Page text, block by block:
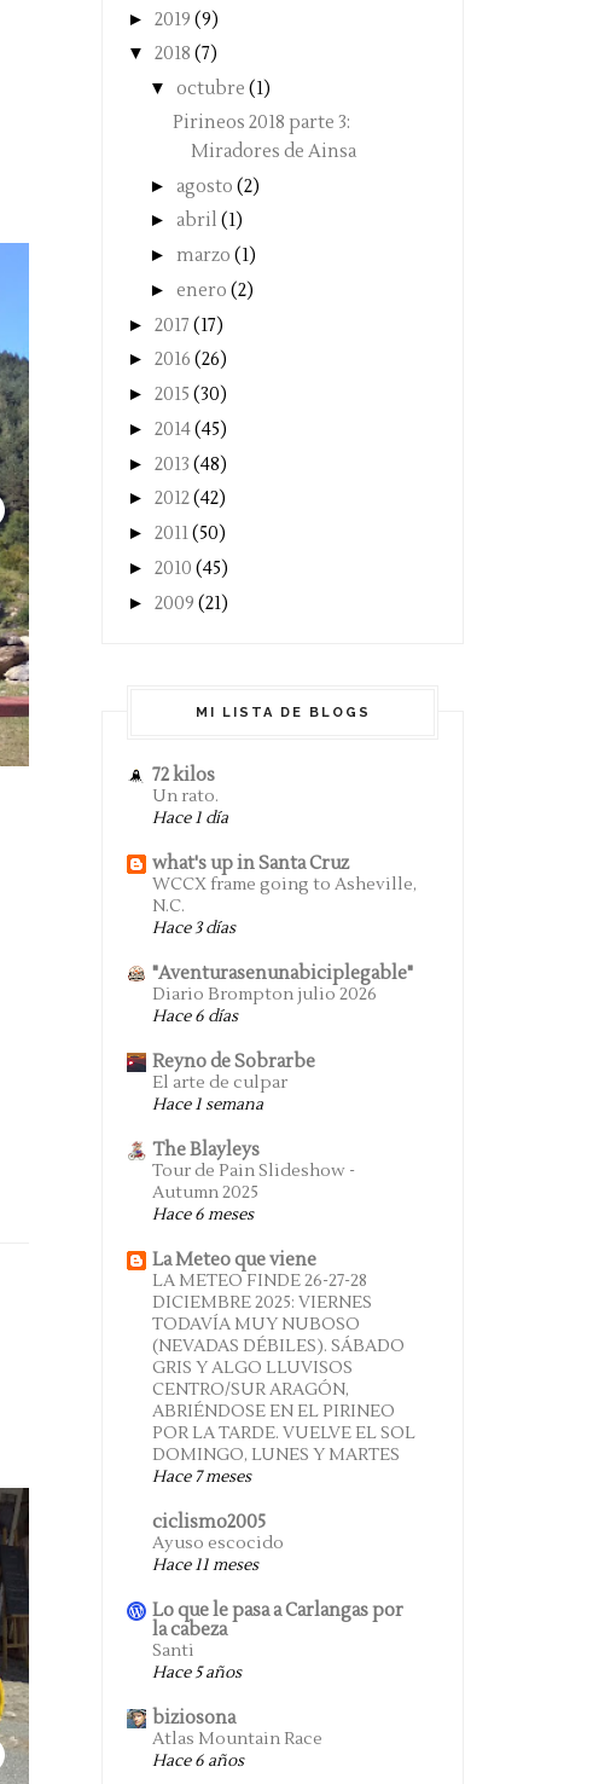
► 2019 (9)
▼ 2018 (7)
▼ octubre (1)
Pirineos 2018 parte 3:
Miradores de Ainsa
► agosto (2)
► abril (1)
► marzo (1)
► enero (2)
► 2017 (17)
► 2016 (26)
► 2015 (30)
► 2014(45)
► 2013 (48)
► 2012(42)
► 2011(50)
► 2010 (45)
► 2009 (21)
MI LISTA DE BLOGS
72 kilos
Un rato.
Hace 1 día
what's up in Santa Cruz
WCCX frame going to Asheville,
N.C.
Hace 3 días
"Aventurasenunabiciplegable"
Diario Brompton julio 2026
Hace 6 días
Reyno de Sobrarbe
El arte de culpar
Hace 1 semana
The Blayleys
Tour de Pain Slideshow -
Autumn 2025
Hace 6 meses
La Meteo que viene
LA METEO FINDE 26-27-28
DICIEMBRE 2025: VIERNES
TODAVÍA MUY NUBOSO
(NEVADAS DÉBILES). SÁBADO
GRIS Y ALGO LLUVISOS
CENTRO/SUR ARAGÓN,
ABRIÉNDOSE EN EL PIRINEO
POR LA TARDE. VUELVE EL SOL
DOMINGO, LUNES Y MARTES
Hace 7 meses
ciclismo2005
Ayuso escocido
Hace 11 meses
Lo que le pasa a Carlangas por
la cabeza
Santi
Hace 5 años
biziosona
Atlas Mountain Race
Hace 6 años